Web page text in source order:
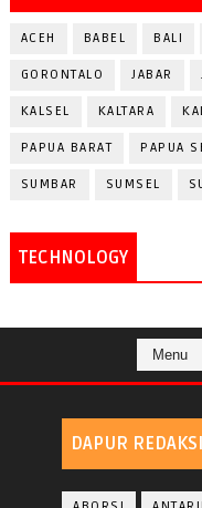
ACEH BABEL BALI
GORONTALO JABAR
KALSEL KALTARA
PAPUA BARAT PAPUA
SUMBAR SUMSEL
TECHNOLOGY
DAPUR REDAKSI